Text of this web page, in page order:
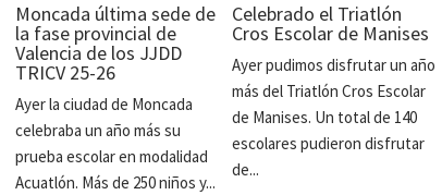
Moncada última sede de
la fase provincial de
Valencia de los JJDD
TRICV 25-26
Ayer la ciudad de Moncada
celebraba un año más su
prueba escolar en modalidad
Acuatlón. Más de 250 niños y...
Celebrado el Triatlón
Cros Escolar de Manises
Ayer pudimos disfrutar un año
más del Triatlón Cros Escolar
de Manises. Un total de 140
escolares pudieron disfrutar
de...